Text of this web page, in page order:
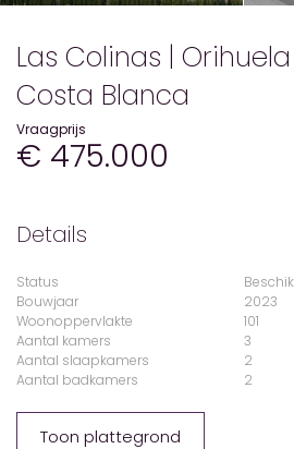
Las Colinas |
Costa Blanca
Vraagprijs
€ 475.000
Details
Status
Bouwjaar
2023
Woonoppervlakte
101
Aantal kamers
3
Aantal slaapkamers
2
Aantal badkamers
2
Toon plattegrond